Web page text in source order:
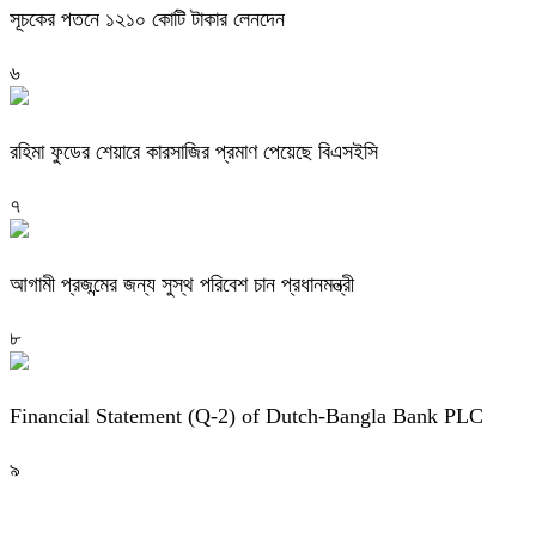
সূচকের পতনে ১২১০ কোটি টাকার লেনদেন
৬
রহিমা ফুডের শেয়ারে কারসাজির প্রমাণ পেয়েছে বিএসইসি
৭
আগামী প্রজন্মের জন্য সুস্থ পরিবেশ চান প্রধানমন্ত্রী
৮
Financial Statement (Q-2) of Dutch-Bangla Bank PLC
৯